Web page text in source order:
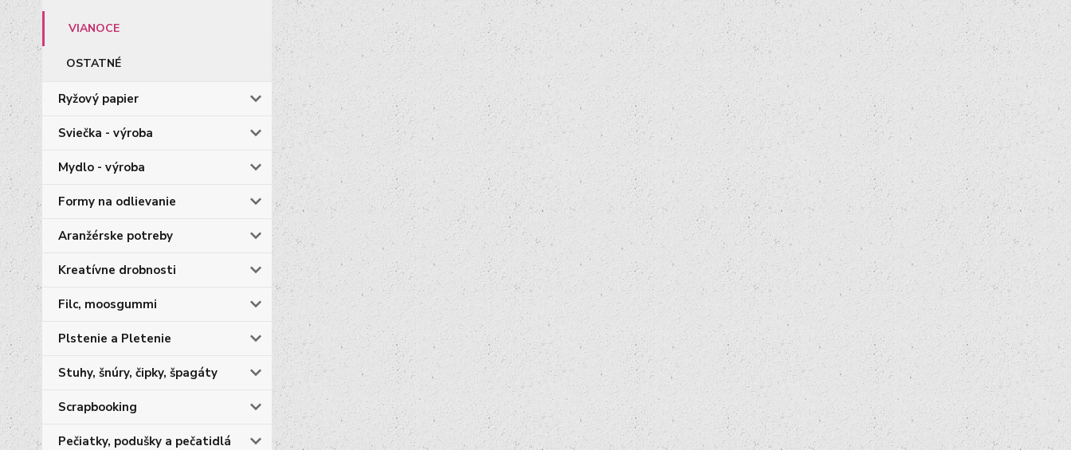
VIANOCE
OSTATNÉ
Ryžový papier
Sviečka - výroba
Mydlo - výroba
Formy na odlievanie
Aranžérske potreby
Kreatívne drobnosti
Filc, moosgummi
Plstenie a Pletenie
Stuhy, šnúry, čipky, špagáty
Scrapbooking
Pečiatky, podušky a pečatidlá